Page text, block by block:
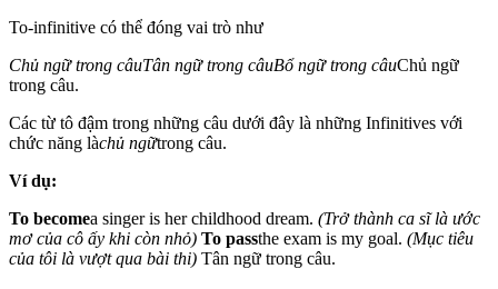
To-infinitive có thể đóng vai trò như
Chủ ngữ trong câuTân ngữ trong câuBổ ngữ trong câuChủ ngữ
trong câu.
Các từ tô đậm trong những câu dưới đây là những Infinitives với
chức năng làchủ ngữtrong câu.
Ví dụ:
To becomea singer is her childhood dream. (Trở thành ca sĩ là ước
mơ của cô ấy khi còn nhỏ) To passthe exam is my goal. (Mục tiêu
của tôi là vượt qua bài thi) Tân ngữ trong câu.